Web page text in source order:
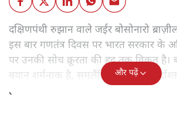
दक्षिणपंथी रुझान वाले जईर बोसोनारो
इस बार गणतंत्र दिवस पर भारत सरकार के
पर उनकी सोच क्रूरता की हद तक विकृत है।
बयान शर्मनाक है, समलैंगिक लोग उन्हें
हत्याएं उनकी 'रूल-बुक' में हैं।
और पढ़ें